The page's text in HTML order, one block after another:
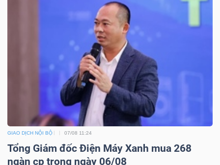
GIAO DỊCH NỘI BỘ 07/08 11:24
Tổng Giám đốc Điện Máy Xanh mua 268
ngàn cp trong ngày 06/08
CÔNG